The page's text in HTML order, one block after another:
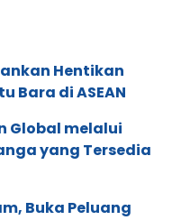
Hentikan
Bara di ASEAN
Global melalui
yang Tersedia
Buka Peluang